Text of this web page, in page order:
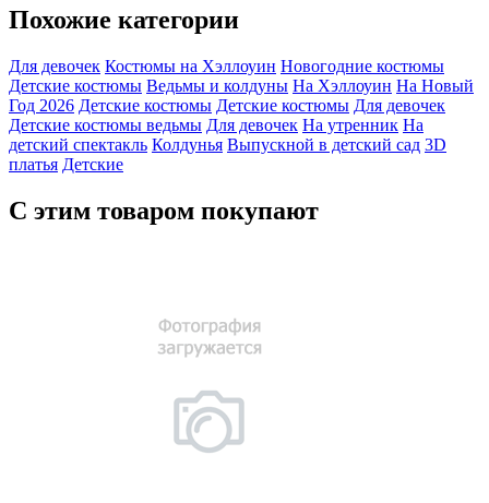
Похожие категории
Для девочек Костюмы на Хэллоуин Новогодние костюмы
Детские костюмы Ведьмы и колдуны На Хэллоуин На Новый
Год 2026 Детские костюмы Детские костюмы Для девочек
Детские костюмы ведьмы Для девочек На утренник На
детский спектакль Колдунья Выпускной в детский сад 3D
платья Детские
С этим товаром покупают